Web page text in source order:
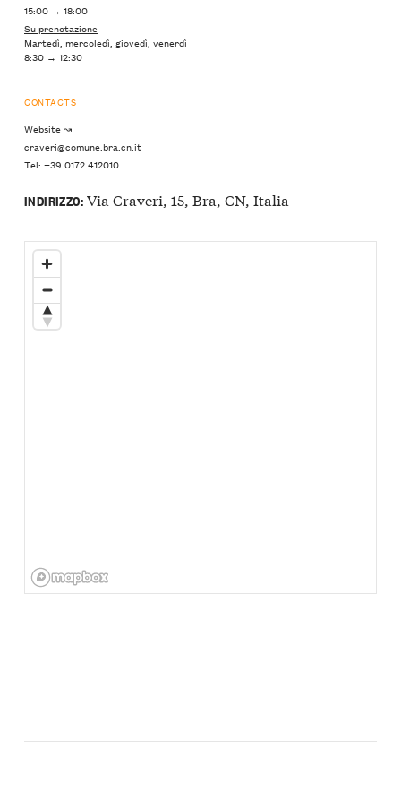
15:00 → 18:00
Su prenotazione
Martedì, mercoledì, giovedì, venerdì
8:30 → 12:30
CONTACTS
Website ↝
craveri@comune.bra.cn.it
Tel: +39 0172 412010
INDIRIZZO:Via Craveri, 15, Bra, CN, Italia